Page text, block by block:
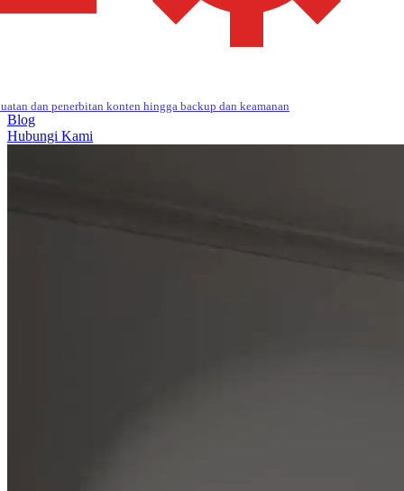
dan penerbitan konten hingga backup dan keamanan
Blog
Hubungi Kami